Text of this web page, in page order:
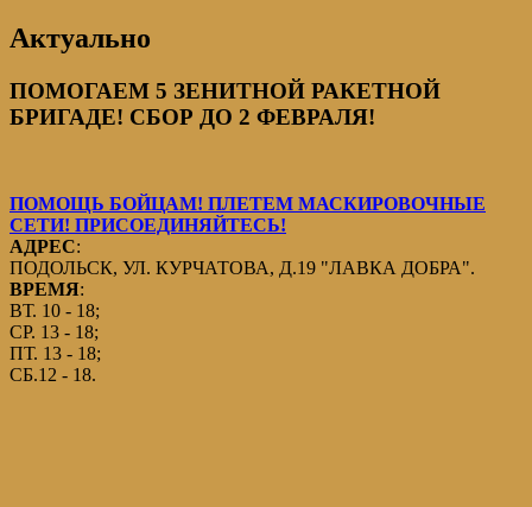
Актуально
ПОМОГАЕМ 5 ЗЕНИТНОЙ РАКЕТНОЙ
БРИГАДЕ! СБОР ДО 2 ФЕВРАЛЯ!
ПОМОЩЬ БОЙЦАМ! ПЛЕТЕМ МАСКИРОВОЧНЫЕ
СЕТИ! ПРИСОЕДИНЯЙТЕСЬ!
АДРЕС:
ПОДОЛЬСК, УЛ. КУРЧАТОВА, Д.19 "ЛАВКА ДОБРА".
ВРЕМЯ:
ВТ. 10 - 18;
СР. 13 - 18;
ПТ. 13 - 18;
СБ.12 - 18.